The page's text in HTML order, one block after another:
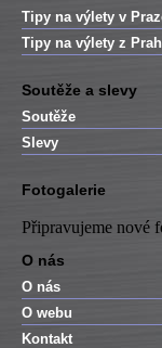
Tipy na výlety v
Tipy na výlety z
Soutěže a slevy
Soutěže
Slevy
Fotogalerie
Připravujeme nové
O nás
O nás
O webu
Kontakt